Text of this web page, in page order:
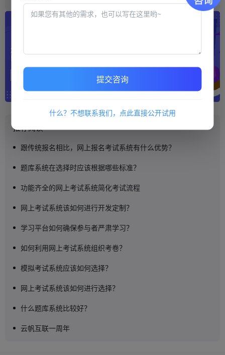
推荐阅读
跟传统报名相比，网上报名考试系统有什么优势？
题库系统在选择时应该根据哪些标准？
功能齐全的网上考试系统简化考试流程
网上考试系统该如何进行开发定制？
学习平台如何确保参与者严肃学习？
如何利用网上考试系统组织考卷？
模拟考试系统应该如何选择？
网上考试系统该如何进行选择？
什么题库系统比较好？
云帆互联一周年
提交咨询
什么？不想联系我们，点此直接公开试用